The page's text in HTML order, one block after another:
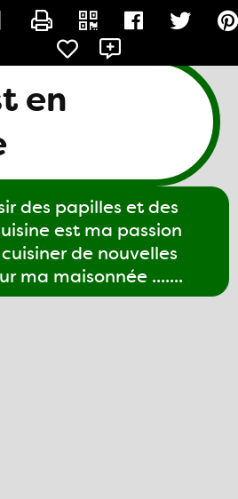
en
des papilles et des
est ma passion
de nouvelles
ma maisonnée .......
CONTACTER GIGI61